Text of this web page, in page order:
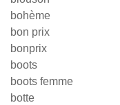
bohème
bon prix
bonprix
boots
boots femme
botte